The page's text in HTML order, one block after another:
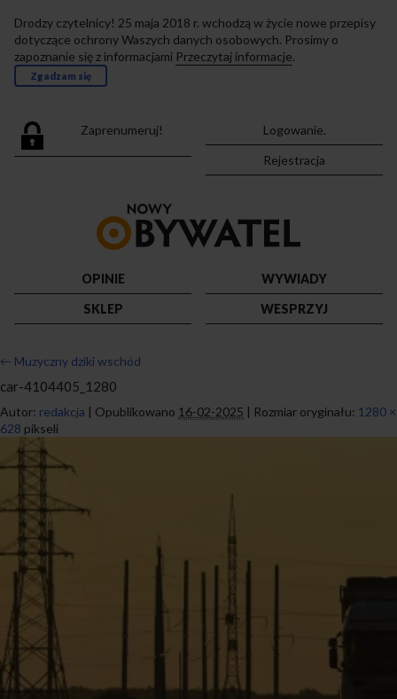
Drodzy czytelnicy! 25 maja 2018 r. wchodzą w życie nowe przepisy
dotyczące ochrony Waszych danych osobowych. Prosimy o
zapoznanie się z informacjami Przeczytaj informacje.
Zgadzam się
Zaprenumeruj!
Logowanie.
Rejestracja
strony
OPINIE
WYWIADY
SKLEP
WESPRZYJ
← Muzyczny dziki wschód
car-4104405_1280
Autor: redakcja | Opublikowano 16-02-2025 | Rozmiar oryginału: 1280 ×
628 pikseli